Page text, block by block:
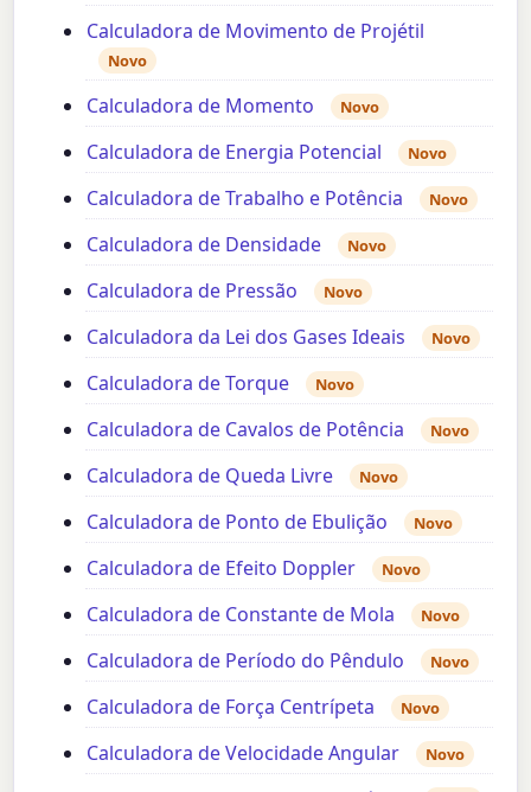
Calculadora de Movimento de Projétil
Novo
Calculadora de Momento Novo
Calculadora de Energia Potencial Novo
Calculadora de Trabalho e Potência Novo
Calculadora de Densidade Novo
Calculadora de Pressão Novo
Calculadora da Lei dos Gases Ideais Novo
Calculadora de Torque Novo
Calculadora de Cavalos de Potência Novo
Calculadora de Queda Livre Novo
Calculadora de Ponto de Ebulição Novo
Calculadora de Efeito Doppler Novo
Calculadora de Constante de Mola Novo
Calculadora de Período do Pêndulo Novo
Calculadora de Força Centrípeta Novo
Calculadora de Velocidade Angular Novo